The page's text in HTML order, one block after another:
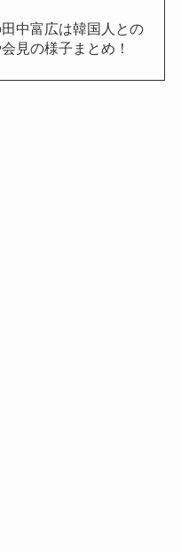
中富広は韓国人との
見の様子まとめ！